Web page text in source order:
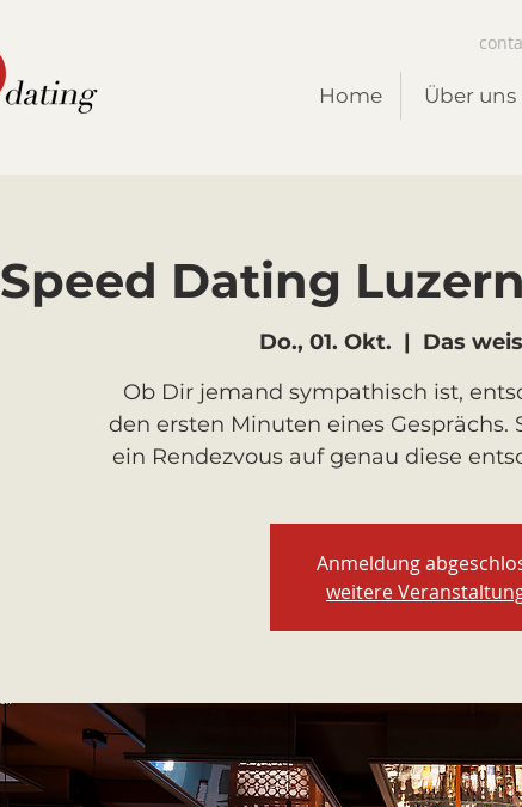
Home Über uns
Speed Dating
Do., 01. Okt.
  |
Das
Ob Dir jemand sympathisch ist,
den ersten Minuten eines Gesprächs.
ein Rendezvous auf genau diese
Anmeldung
weitere